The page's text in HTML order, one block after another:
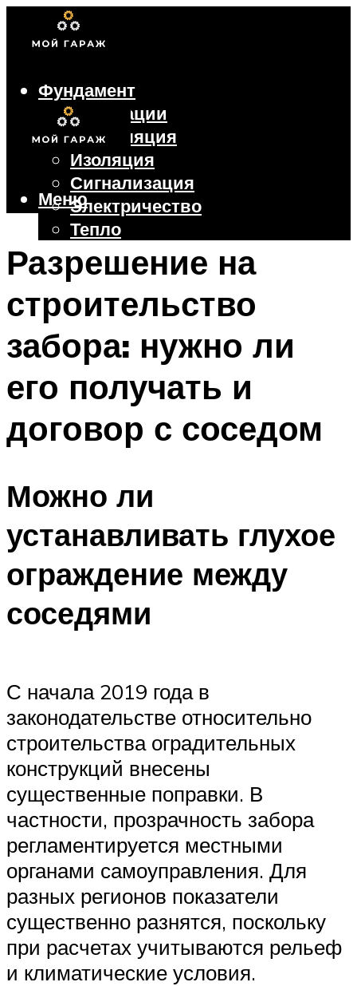
Фундамент
Коммуникации
Вентиляция
Изоляция
Сигнализация
Электричество
Тепло
Крыша
Ворота
Меню
Меню
Разрешение на
строительство
забора: нужно ли
его получать и
договор с соседом
Можно ли
устанавливать глухое
ограждение между
соседями
С начала 2019 года в
законодательстве относительно
строительства оградительных
конструкций внесены
существенные поправки. В
частности, прозрачность забора
регламентируется местными
органами самоуправления. Для
разных регионов показатели
существенно разнятся, поскольку
при расчетах учитываются рельеф
и климатические условия.